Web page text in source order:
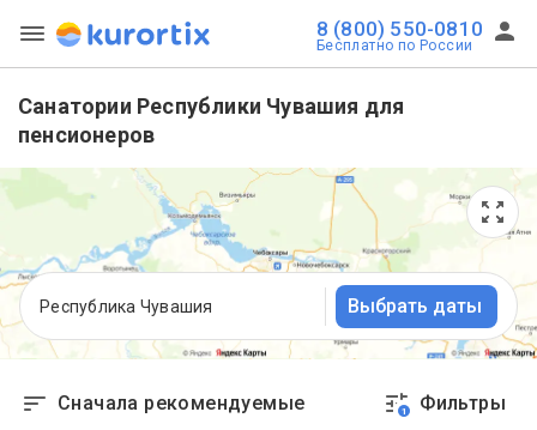
8 (800) 550-0810
Бесплатно по России
Санатории Республики Чувашия для
пенсионеров
Республика Чувашия Выбрать даты
Сначала рекомендуемые 1 Фильтры